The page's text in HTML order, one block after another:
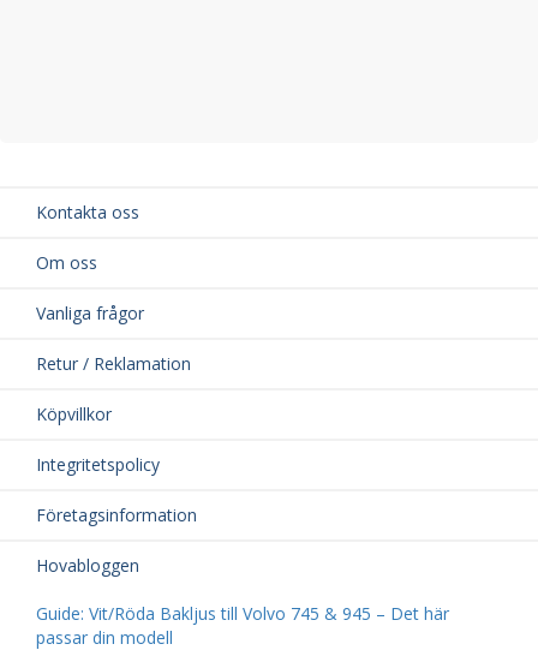
Kontakta oss
Om oss
Vanliga frågor
Retur / Reklamation
Köpvillkor
Integritetspolicy
Företagsinformation
Hovabloggen
Guide: Vit/Röda Bakljus till Volvo 745 & 945 – Det här
passar din modell